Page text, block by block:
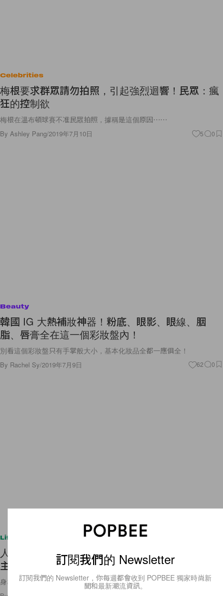
Celebrities
梅根要求群眾請勿拍照，引起強烈迴響！民眾：瘋
狂的控制欲
梅根在溫布頓球賽不准民眾拍照，據稱是這個原因⋯⋯
By Ashley Pang/2019年7月10日 5 0
Beauty
韓國 IG 大熱補妝神器！粉底、眼影、眼線、胭
脂、唇膏全在這一個彩妝盤內！
別看這個彩妝盤只有手掌般大小，基本化妝品全都一應俱全！
By Rachel Sy/2019年7月9日 62 0
Lifestyle
人氣戀愛手遊《戀與製作人》宣布動畫化，日本男
主角聲優名單已經公佈！
身為粉絲的你，怎能不期待呢？
訂閱我們的 Newsletter
訂閱我們的 Newsletter，你每週都會收到 POPBEE 獨家時尚新
聞和最新潮流資訊。